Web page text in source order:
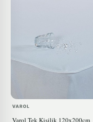
VAROL
Varol Tek Kişilik 120x200cm